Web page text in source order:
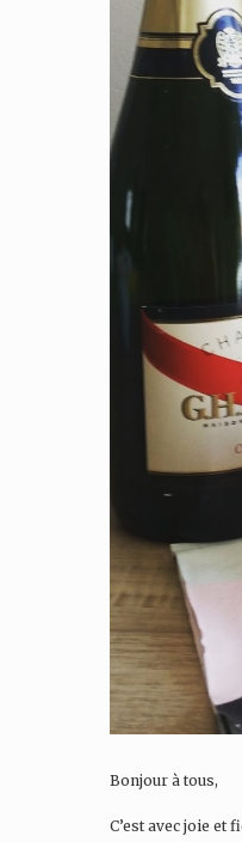
Bonjour à tous,
C’est avec joie et